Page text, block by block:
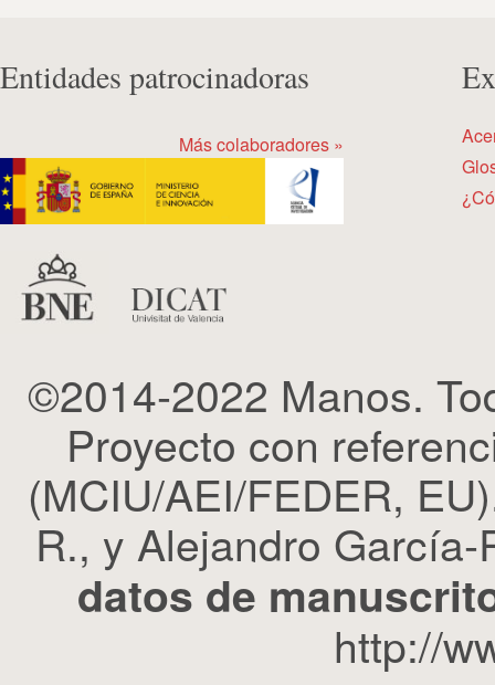
Entidades patrocinadoras
Más colaboradores »
©2014-2022 Manos.
Proyecto con
(MCIU/AEI/FEDER,
R., y Alejandro
datos de
http://